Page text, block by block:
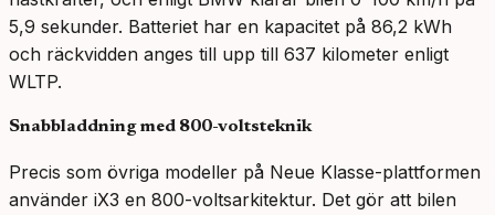
5,9 sekunder. Batteriet har en kapacitet på 86,2 kWh
och räckvidden anges till upp till 637 kilometer enligt
WLTP.
Snabbladdning med 800-voltsteknik
Precis som övriga modeller på Neue Klasse-plattformen
använder iX3 en 800-voltsarkitektur. Det gör att bilen